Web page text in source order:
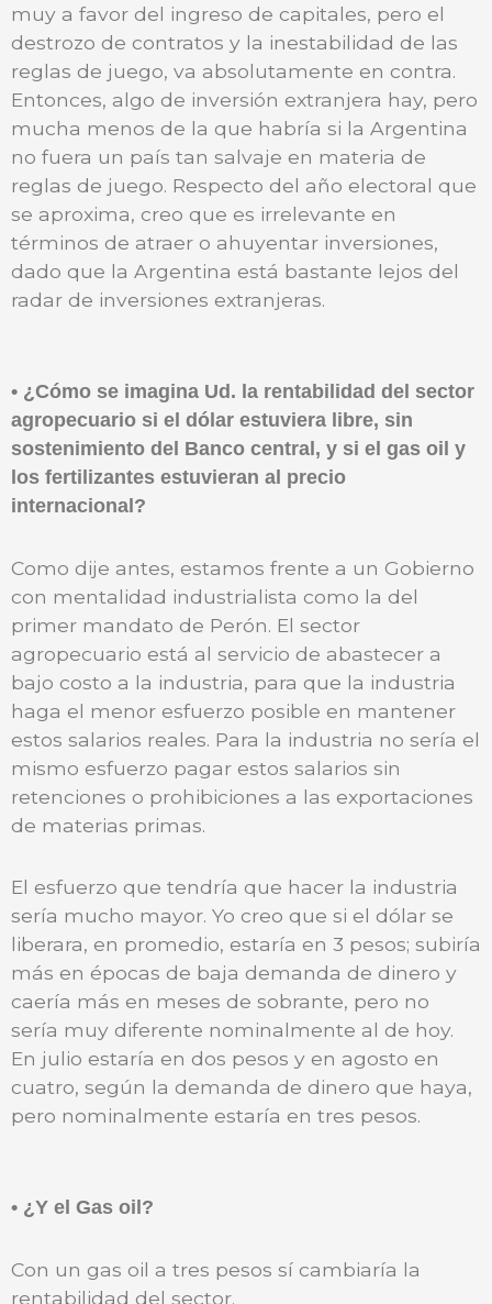
muy a favor del ingreso de capitales, pero el
destrozo de contratos y la inestabilidad de las
reglas de juego, va absolutamente en contra.
Entonces, algo de inversión extranjera hay, pero
mucha menos de la que habría si la Argentina
no fuera un país tan salvaje en materia de
reglas de juego. Respecto del año electoral que
se aproxima, creo que es irrelevante en
términos de atraer o ahuyentar inversiones,
dado que la Argentina está bastante lejos del
radar de inversiones extranjeras.
• ¿Cómo se imagina Ud. la rentabilidad del sector
agropecuario si el dólar estuviera libre, sin
sostenimiento del Banco central, y si el gas oil y
los fertilizantes estuvieran al precio
internacional?
Como dije antes, estamos frente a un Gobierno
con mentalidad industrialista como la del
primer mandato de Perón. El sector
agropecuario está al servicio de abastecer a
bajo costo a la industria, para que la industria
haga el menor esfuerzo posible en mantener
estos salarios reales. Para la industria no sería el
mismo esfuerzo pagar estos salarios sin
retenciones o prohibiciones a las exportaciones
de materias primas.
El esfuerzo que tendría que hacer la industria
sería mucho mayor. Yo creo que si el dólar se
liberara, en promedio, estaría en 3 pesos; subiría
más en épocas de baja demanda de dinero y
caería más en meses de sobrante, pero no
sería muy diferente nominalmente al de hoy.
En julio estaría en dos pesos y en agosto en
cuatro, según la demanda de dinero que haya,
pero nominalmente estaría en tres pesos.
• ¿Y el Gas oil?
Con un gas oil a tres pesos sí cambiaría la
rentabilidad del sector.